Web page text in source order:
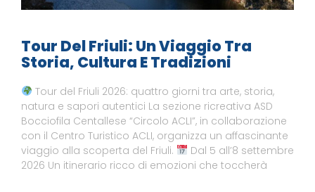
Tour Del Friuli: Un Viaggio Tra
Storia, Cultura E Tradizioni
Tour del Friuli 2026: quattro giorni tra arte, storia,
natura e sapori autentici La sezione ricreativa ASD
Bocciofila Centallese “Circolo ACLI”, in collaborazione
con il Centro Turistico ACLI, organizza un affascinante
viaggio alla scoperta del Friuli.
Dal 5 all’8 settembre
2026 Un itinerario ricco di emozioni che toccherà